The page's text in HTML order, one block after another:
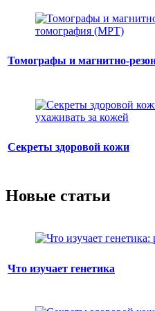
Томографы и магнитно-
Секреты здоровой кожи
Новые статьи
Что изучает генетика